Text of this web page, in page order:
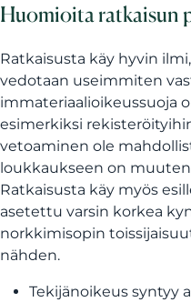
Huomioita ratkaisun
Ratkaisusta käy hyvin
vedotaan useimmiten
immateriaalioikeussuoja
esimerkiksi
vetoaminen ole
loukkaukseen on
Ratkaisusta käy myös
asetettu varsin korkea
norkkimisopin
nähden.
Tekijänoikeus syntyy